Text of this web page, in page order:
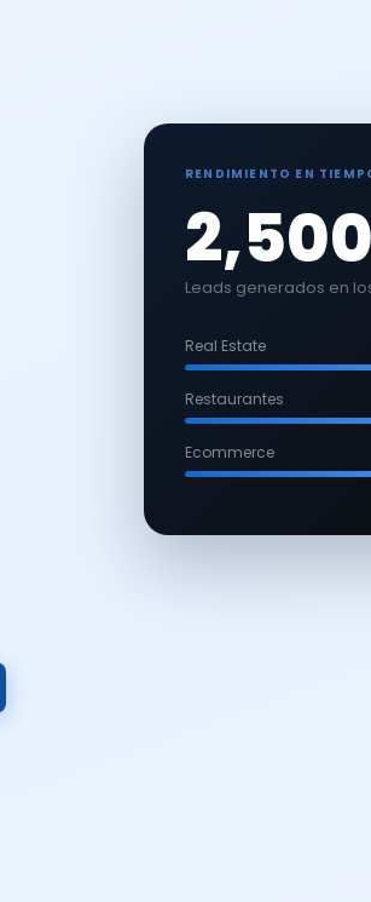
RENDIMIENTO EN
Leads generados en
Real Estate
Restaurantes
Ecommerce